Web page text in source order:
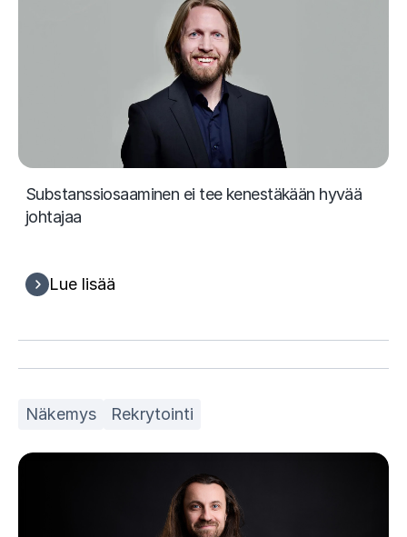
Substanssiosaaminen ei tee kenestäkään hyvää
johtajaa
Lue lisää
Näkemys Rekrytointi